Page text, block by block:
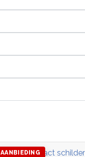
AANBIEDING